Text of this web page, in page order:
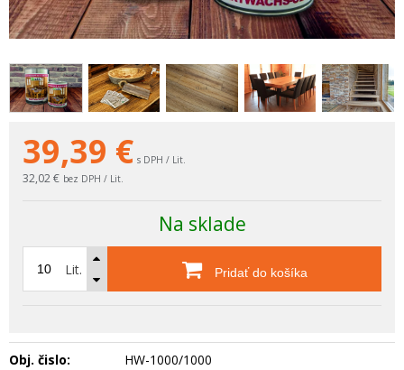
39,39 € s DPH / Lit.
32,02 € bez DPH / Lit.
Na sklade
Lit. Pridať do košíka
Obj. čislo:
HW-1000/1000